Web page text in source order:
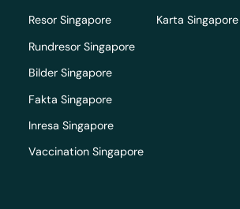
Resor Singapore
Rundresor Singapore
Bilder Singapore
Fakta Singapore
Inresa Singapore
Vaccination Singapore
Karta Singapore